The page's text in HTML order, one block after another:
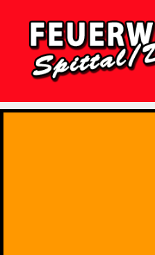
Spittal/Drau